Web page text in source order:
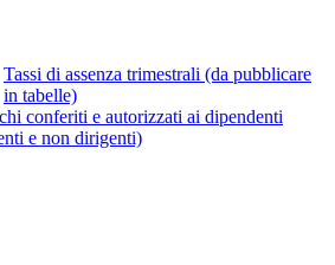
Tassi di assenza trimestrali (da pubblicare
in tabelle)
conferiti e autorizzati ai dipendenti
e non dirigenti)